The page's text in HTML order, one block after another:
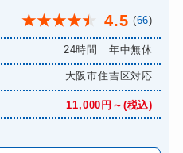
★★★★★ 4.5 (66)
24時間 年中無休
大阪市住吉区対応
11,000円～(税込)